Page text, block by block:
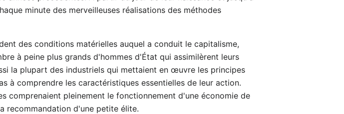
minute des merveilleuses réalisations des méthodes
des conditions matérielles auquel a conduit le capitalisme,
à peine plus grands d'hommes d'État qui assimilèrent leurs
la plupart des industriels qui mettaient en œuvre les principes
à comprendre les caractéristiques essentielles de leur action.
comprenaient pleinement le fonctionnement d'une économie de
recommandation d'une petite élite.